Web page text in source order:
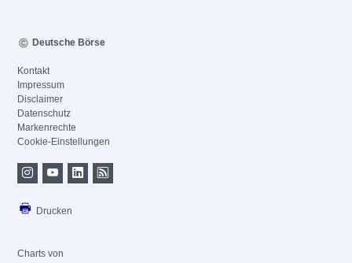
Deutsche Börse
Kontakt
Impressum
Disclaimer
Datenschutz
Markenrechte
Cookie-Einstellungen
Drucken
Charts von